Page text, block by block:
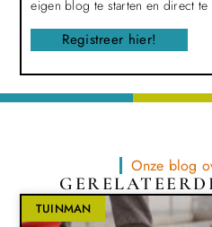
eigen blog te starten en direct
Registreer hier!
Onze blog
TUINMAN